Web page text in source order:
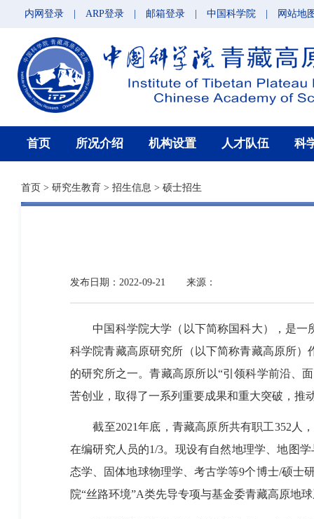
内网登录 ARP登录 邮箱登录 中国科学院 网站地
首页 所况介绍 机构设置 人才队伍 科
首页 > 研究生教育 > 招生信息 > 硕士招生
发布日期：2022-09-21 来源：
中国科学院大学（以下简称国科大），是
科学院青藏高原研究所（以下简称青藏高原所）
的研究所之一。青藏高原所以“引领科学前沿、
苦创业，取得了一系列重要成果和重大突破，推
截至2021年底，青藏高原所共有职工352 人
在编研究人员的1/3。现设有自然地理学、地图
态学、固体地球物理学、考古学等9个博士/硕士
院“丝路环境”A类先导专项与基金委青藏高原地